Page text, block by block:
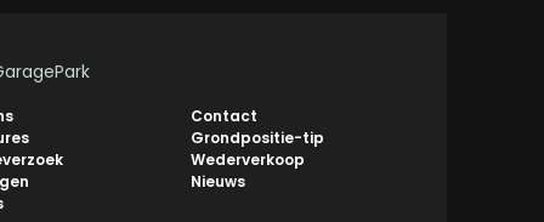
Contact
Grondpositie-tip
Wederverkoop
Nieuws